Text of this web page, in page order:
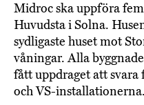
Midroc ska uppföra
Huvudsta i Solna.
sydligaste huset mot
våningar. Alla
fått uppdraget att
och VS-installationerna.